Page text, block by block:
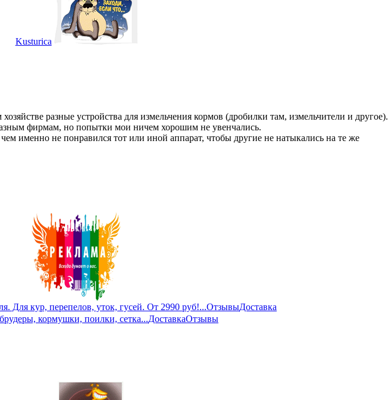
Kusturica
разные устройства для измельчения кормов (дробилки там, измельчители и другое).
фирмам, но попытки мои ничем хорошим не увенчались.
именно не понравился тот или иной аппарат, чтобы другие не натыкались на те же
Для кур, перепелов, уток, гусей. От 2990 руб!...ОтзывыДоставка
кормушки, поилки, сетка...ДоставкаОтзывы